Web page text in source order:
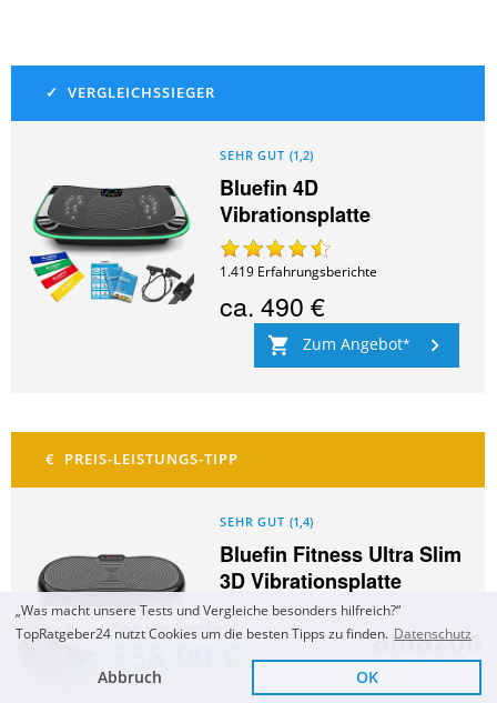
Zum Top Angebot
KOSTENLOSE LIEFERUNG
SEHR GUT (1,2)
Bluefin 4D
Vibrationsplatte
1.419 Erfahrungsberichte
ca.490 €
Zum Angebot
SEHR GUT (1,4)
Bluefin Fitness Ultra Slim
3D Vibrationsplatte
5.296Erfahrungsberichte
ca.199 €
„Was macht unsere Tests und Vergleiche besonders hilfreich?“
TopRatgeber24 nutzt Cookies um die besten Tipps zu finden. Datenschutz
Abbruch OK